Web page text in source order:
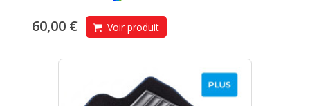
60,00 € Voir produit